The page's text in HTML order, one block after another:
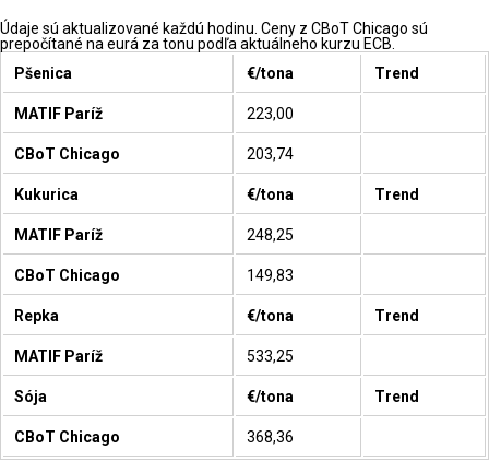
Údaje sú aktualizované každú hodinu. Ceny z CBoT Chicago sú
prepočítané na eurá za tonu podľa aktuálneho kurzu ECB.
Pšenica
€/tona Trend
MATIF Paríž 223,00
CBoT Chicago 203,74
Kukurica €/tona Trend
MATIF Paríž 248,25
CBoT Chicago 149,83
Repka €/tona Trend
MATIF Paríž 533,25
Sója €/tona Trend
CBoT Chicago 368,36